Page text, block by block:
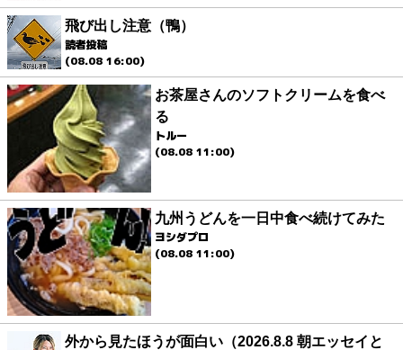
飛び出し注意（鴨）
読者投稿
(08.08 16:00)
お茶屋さんのソフトクリームを食べ
る
トルー
(08.08 11:00)
九州うどんを一日中食べ続けてみた
ヨシダプロ
(08.08 11:00)
外から見たほうが面白い（2026.8.8 朝エッセイと